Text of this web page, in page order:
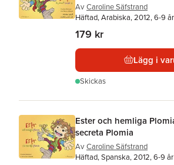
Av Caroline Säfstrand
Häftad, Arabiska, 2012, 6-9 år
179 kr
Lägg i
Skickas
Ester och hemliga
secreta Plomia
Av Caroline Säfstrand
Häftad, Spanska, 2012, 6-9 år